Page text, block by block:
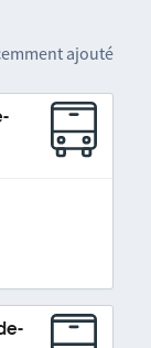
ajouté